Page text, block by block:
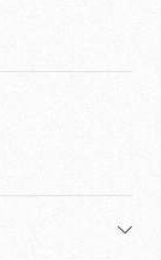
0 bis 100 %.